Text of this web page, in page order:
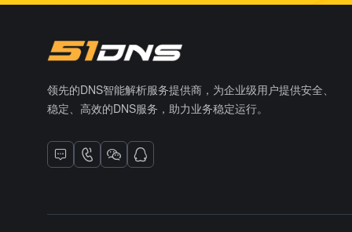
领先的DNS智能解析服务提供商，为企业级用户提供安全、
稳定、高效的DNS服务，助力业务稳定运行。